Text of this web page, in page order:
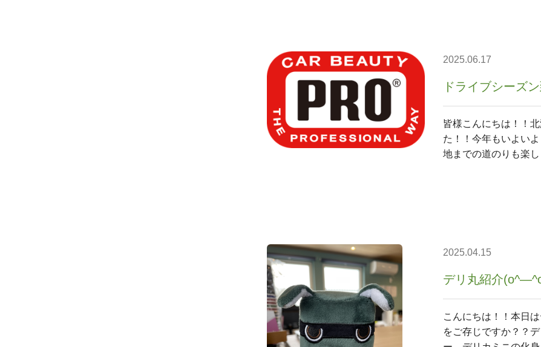
ドライブシーズン
2025.06.17
皆様こんにちは！！
た！！今年もいよい
地までの道のりも楽し
デリ丸紹介
2025.04.15
こんにちは！！本日
をご存じですか？？